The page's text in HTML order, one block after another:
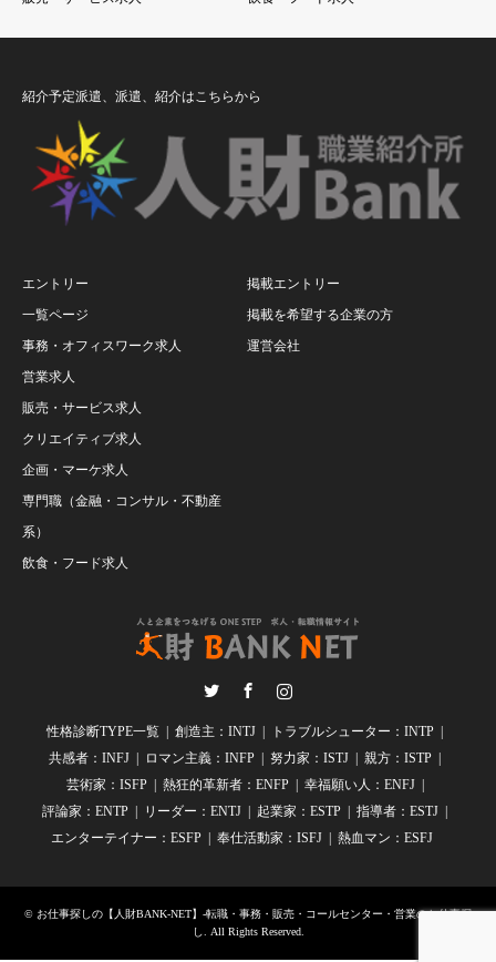
紹介予定派遣、派遣、紹介はこちらから
エントリー
一覧ページ
事務・オフィスワーク求人
営業求人
販売・サービス求人
クリエイティブ求人
企画・マーケ求人
専門職（金融・コンサル・不動産
系）
飲食・フード求人
掲載エントリー
掲載を希望する企業の方
運営会社
性格診断TYPE一覧 創造主：INTJ
トラブルシューター：INTP
共感者：INFJ
ロマン主義：INFP 努力家：ISTJ
親方：ISTP
芸術家：ISFP
熱狂的革新者：ENFP
幸福願い人：ENFJ
評論家：ENTP
リーダー：ENTJ 起業家：ESTP
指導者：ESTJ
エンターテイナー：ESFP
奉仕活動家：ISFJ 熱血マン：ESFJ
© お仕事探しの【人財BANK-NET】-転職・事務・販売・コールセンター・営業のお仕事探
し
. All Rights Reserved.